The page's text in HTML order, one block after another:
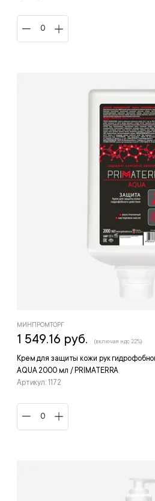
Крем для защиты кожи рук
AQUA 2000 мл / PRIMATERRA
Артикул: 1172
МИНПРОМТОРГ
1 549.16 руб. (включая ндс 22%)